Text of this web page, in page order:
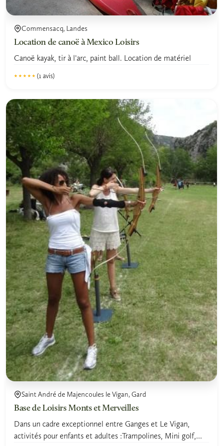
Commensacq, Landes
Location de canoë à Mexico Loisirs
Canoë kayak, tir à l'arc, paint ball. Location de matériel
★★★★★
★★★★★ (1 avis)
Saint André de Majencoules le Vigan, Gard
Base de Loisirs Monts et Merveilles
Dans un cadre exceptionnel entre Ganges et Le Vigan,
activités pour enfants et adultes :Trampolines, Mini golf,...